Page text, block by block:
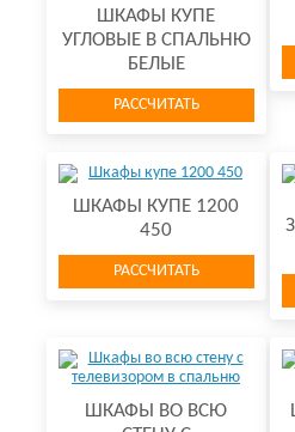
ШКАФЫ КУПЕ
УГЛОВЫЕ В СПАЛЬНЮ
БЕЛЫЕ
РАССЧИТАТЬ
ШКАФЫ КУПЕ 1200
450
РАССЧИТАТЬ
ШКАФЫ ВО ВСЮ